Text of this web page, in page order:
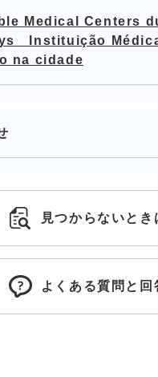
Medical Centers
Instituição
na cidade
見つからないとき
よくある質問と回